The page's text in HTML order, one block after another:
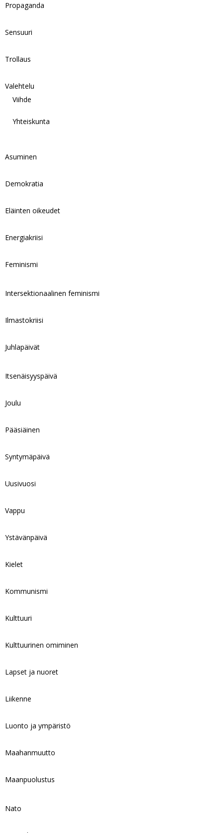
Propaganda
Sensuuri
Trollaus
Valehtelu
Viihde
Yhteiskunta
Asuminen
Demokratia
Eläinten oikeudet
Energiakriisi
Feminismi
Intersektionaalinen feminismi
Ilmastokriisi
Juhlapäivät
Itsenäisyyspäivä
Joulu
Pääsiäinen
Syntymäpäivä
Uusivuosi
Vappu
Ystävänpäivä
Kielet
Kommunismi
Kulttuuri
Kulttuurinen omiminen
Lapset ja nuoret
Liikenne
Luonto ja ympäristö
Maahanmuutto
Maanpuolustus
Nato